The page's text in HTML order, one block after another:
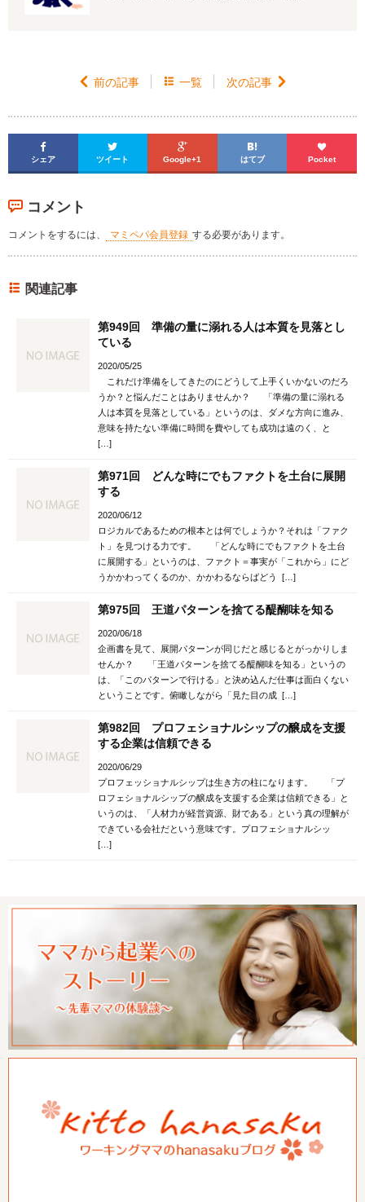
 前の記事  一覧 次の記事 

シェア

ツイート

Google+1

はてブ

Pocket
コメント
コメントをするには、 マミペパ会員登録 する必要があります。
関連記事
第949回 準備の量に溺れる人は本質を見落とし
ている
2020/05/25
これだけ準備をしてきたのにどうして上手くいかないのだろ
うか？と悩んだことはありませんか？ 「準備の量に溺れる
人は本質を見落としている」というのは、ダメな方向に進み、
意味を持たない準備に時間を費やしても成功は遠のく、と
[…]
第971回 どんな時にでもファクトを土台に展開
する
2020/06/12
ロジカルであるための根本とは何でしょうか？それは「ファク
ト」を見つける力です。 「どんな時にでもファクトを土台
に展開する」というのは、ファクト＝事実が「これから」にど
うかかわってくるのか、かかわるならばどう […]
第975回 王道パターンを捨てる醍醐味を知る
2020/06/18
企画書を見て、展開パターンが同じだと感じるとがっかりしま
せんか？ 「王道パターンを捨てる醍醐味を知る」というの
は、「このパターンで行ける」と決め込んだ仕事は面白くない
ということです。俯瞰しながら「見た目の成 […]
第982回 プロフェショナルシップの醸成を支援
する企業は信頼できる
2020/06/29
プロフェッショナルシップは生き方の柱になります。 「プ
ロフェショナルシップの醸成を支援する企業は信頼できる」と
いうのは、「人材力が経営資源、財である」という真の理解が
できている会社だという意味です。プロフェショナルシッ
[…]